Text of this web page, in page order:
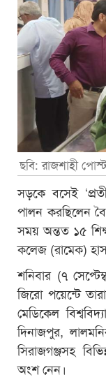
ছবি: রাজশাহী পোস্ট
সড়কে বসেই
পালন করছিলেন
সময় অন্তত ১৫
কলেজ (রামেক)
শনিবার (৭
জিরো পয়েন্টে
মেডিকেল
দিনাজপুর,
সিরাজগঞ্জসহ
অংশ নেন।